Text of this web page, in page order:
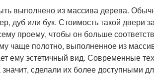
выполнено из массива дерева.
дуб или бук. Стоимость такой двери
проему, чтобы он больше
чаще полотно, выполненное из
ему эстетичный вид. Современные
сделали их более доступными